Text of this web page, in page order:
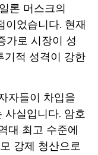
론 머스크의
이었습니다. 현재
가로 시장이 성
기적 성격이 강한
자들이 차입을
사실입니다. 암호
대 최고 수준에
강제 청산으로